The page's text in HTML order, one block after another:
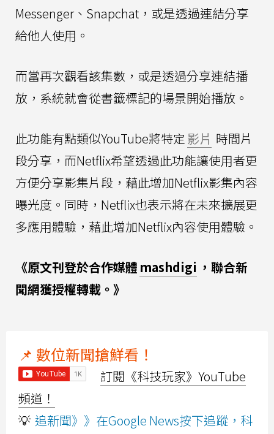
Messenger、Snapchat，或是透過連結分享
給他人使用。
而當再次觀看該集數，或是透過分享連結播
放，系統就會從書籤標記的場景開始播放。
此功能有點類似YouTube將特定 影片 時間片
段分享，而Netflix希望透過此功能讓使用者更
方便分享影集片段，藉此增加Netflix影集內容
曝光度。同時，Netflix也表示將在未來擴展更
多應用體驗，藉此增加Netflix內容使用體驗。
《原文刊登於合作媒體 mashdigi ，聯合新
聞網獲授權轉載。》
📌 數位新聞搶鮮看！
訂閱《科技玩家》YouTube
頻道！
💡 追新聞》》在Google News按下追蹤，科